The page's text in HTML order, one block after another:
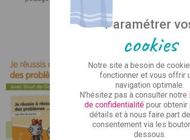
Prix
96,00 €
Paramétrer
cookies
Notre site a besoin de
fonctionner et vous offrir
navigation optimale.
N’hésitez pas à consulter notre
de confidentialitépour obtenir
détails et à nous faire part
consentement via les
dessous.
Bien
juste ce
entrez vos coordonnées pour que le
vous rappelle.
Je ne souhaite pas répondre
TITRE DU PROJET :
PUBLIC CONCERNÉ :
(Classe, cycle, RASED…)
MATIÈRE :